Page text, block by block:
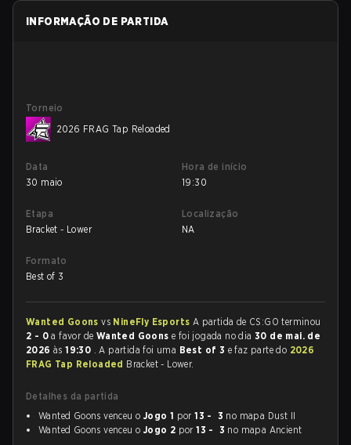
INFORMAÇÃO DE PARTIDA
Torneio
2026 FRAG Tap Reloaded
Data
30 maio
Hora de início
19:30
Etapa
Bracket - Lower
Localização
NA
Formato
Best of 3
Wanted Goonsvs NineFly Esports A partida de CS:GO terminou
2 - 0 a favor de Wanted Goonse foi jogada no dia30 de mai. de
2026 às19:30 . A partida foi uma Best of 3 e faz parte do 2026
FRAG Tap Reloaded Bracket - Lower.
Detalhes da partida
Wanted Goons venceu o Jogo 1 por13 - 3 no mapa Dust II
Wanted Goons venceu o Jogo 2 por13 - 3 no mapa Ancient